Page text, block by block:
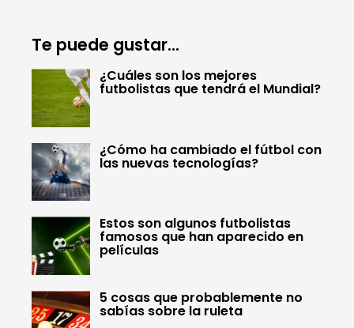
Te puede gustar...
¿Cuáles son los mejores
futbolistas que tendrá el Mundial?
¿Cómo ha cambiado el fútbol con
las nuevas tecnologías?
Estos son algunos futbolistas
famosos que han aparecido en
películas
5 cosas que probablemente no
sabías sobre la ruleta